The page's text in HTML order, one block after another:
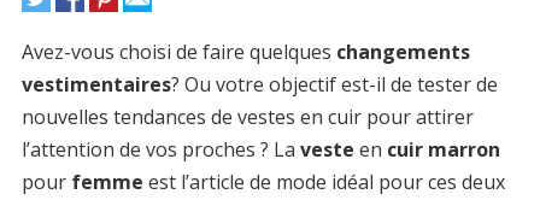
Avez-vous choisi de faire quelques changements
vestimentaires? Ou votre objectif est-il de tester de
nouvelles tendances de vestes en cuir pour attirer
l’attention de vos proches ? La veste en cuir marron
pour femme est l’article de mode idéal pour ces deux